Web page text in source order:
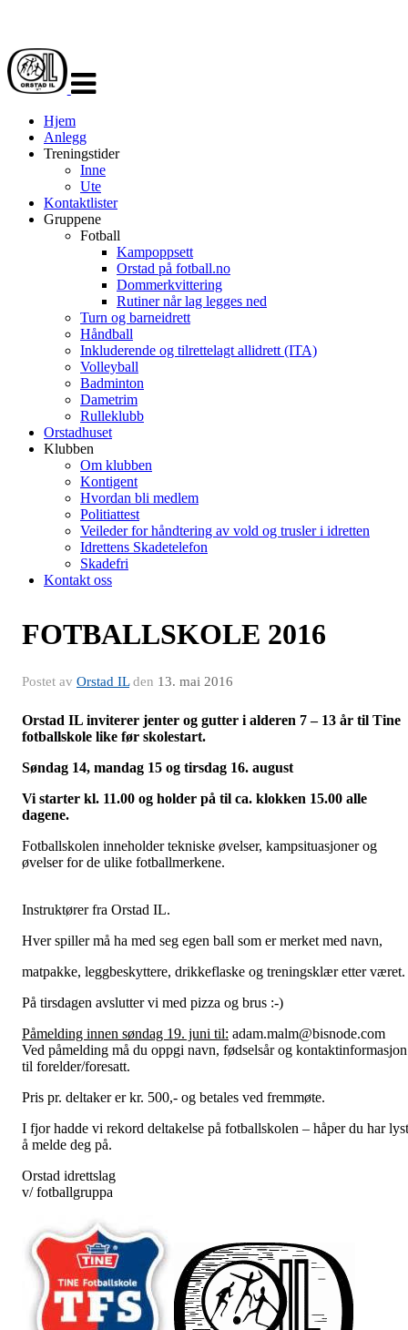
navigasjon
Hjem
Anlegg
Treningstider
Inne
Ute
Kontaktlister
Gruppene
Fotball
Kampoppsett
Orstad på fotball.no
Dommerkvittering
Rutiner når lag legges ned
Turn og barneidrett
Håndball
Inkluderende og tilrettelagt allidrett (ITA)
Volleyball
Badminton
Dametrim
Rulleklubb
Orstadhuset
Klubben
Om klubben
Kontigent
Hvordan bli medlem
Politiattest
Veileder for håndtering av vold og trusler i idretten
Idrettens Skadetelefon
Skadefri
Kontakt oss
FOTBALLSKOLE 2016
Postet av Orstad ILden 13. mai 2016
Orstad IL inviterer jenter og gutter i alderen 7 – 13 år til Tine
fotballskole like før skolestart.
Søndag 14, mandag 15 og tirsdag 16. august
Vi starter kl. 11.00 og holder på til ca. klokken 15.00 alle
dagene.
Fotballskolen inneholder tekniske øvelser, kampsituasjoner og
øvelser for de ulike fotballmerkene.
Instruktører fra Orstad IL.
Hver spiller må ha med seg egen ball som er merket med navn,
matpakke, leggbeskyttere, drikkeflaske og treningsklær etter været.
På tirsdagen avslutter vi med pizza og brus :-)
Påmelding innen søndag 19. juni til: adam.malm@bisnode.com
Ved påmelding må du oppgi navn, fødselsår og kontaktinformasjon
til forelder/foresatt.
Pris pr. deltaker er kr. 500,- og betales ved fremmøte.
I fjor hadde vi rekord deltakelse på fotballskolen – håper du har lyst
å melde deg på.
Orstad idrettslag
v/ fotballgruppa